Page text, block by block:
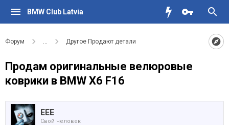
BMW Club Latvia
Форум ... Другое Продают детали
Продам оригинальныe велюровые
коврики в BMW X6 F16
EEE
Свой человек